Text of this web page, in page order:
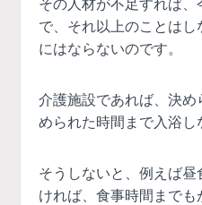
その人材が不足すれば
で、それ以上のことはし
にはならないのです。
介護施設であれば、決
められた時間まで入浴し
そうしないと、例えば
ければ、食事時間までも